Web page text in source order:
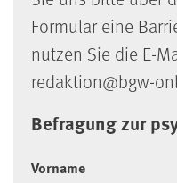
Formular eine
nutzen Sie die E-
redaktion@bgw-
Befragung zur
Vorname